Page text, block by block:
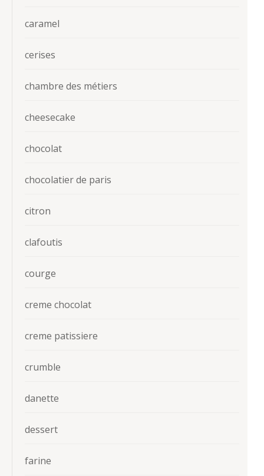
caramel
cerises
chambre des métiers
cheesecake
chocolat
chocolatier de paris
citron
clafoutis
courge
creme chocolat
creme patissiere
crumble
danette
dessert
farine